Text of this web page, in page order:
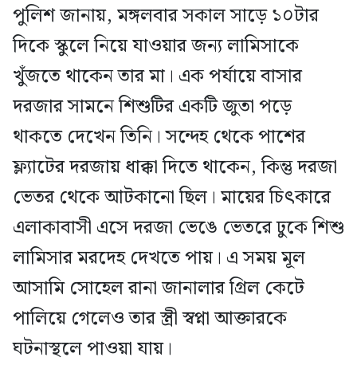
পুলিশ জানায়, মঙ্গলবার সকাল সাড়ে ১০টার
দিকে স্কুলে নিয়ে যাওয়ার জন্য লামিসাকে
খুঁজতে থাকেন তার মা। এক পর্যায়ে বাসার
দরজার সামনে শিশুটির একটি জুতা পড়ে
থাকতে দেখেন তিনি। সন্দেহ থেকে পাশের
ফ্ল্যাটের দরজায় ধাক্কা দিতে থাকেন, কিন্তু দরজা
ভেতর থেকে আটকানো ছিল। মায়ের চিৎকারে
এলাকাবাসী এসে দরজা ভেঙে ভেতরে ঢুকে শিশু
লামিসার মরদেহ দেখতে পায়। এ সময় মূল
আসামি সোহেল রানা জানালার গ্রিল কেটে
পালিয়ে গেলেও তার স্ত্রী স্বপ্না আক্তারকে
ঘটনাস্থলে পাওয়া যায়।